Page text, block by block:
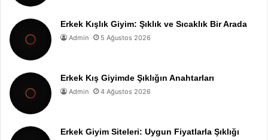
Erkek Kışlık Giyim: Şıklık ve Sıcaklık Bir Arada
Admin 5 Ağustos 2026
Erkek Kış Giyimde Şıklığın Anahtarları
Admin 4 Ağustos 2026
Erkek Giyim Siteleri: Uygun Fiyatlarla Şıklığı